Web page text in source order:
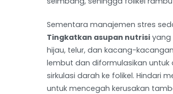
Sementara manajemen stres
Tingkatkan asupan nutrisi yang
hijau, telur, dan kacang-
lembut dan diformulasikan untuk
sirkulasi darah ke folikel. Hindari
untuk mencegah kerusakan